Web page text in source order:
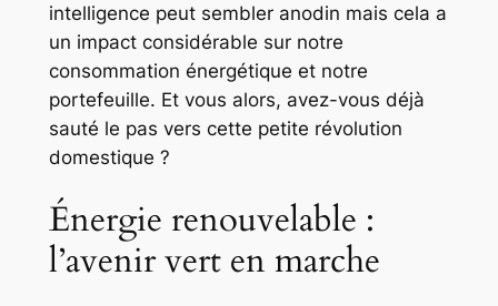
intelligence peut sembler anodin mais cela a
un impact considérable sur notre
consommation énergétique et notre
portefeuille. Et vous alors, avez-vous déjà
sauté le pas vers cette petite révolution
domestique ?
Énergie renouvelable :
l’avenir vert en marche